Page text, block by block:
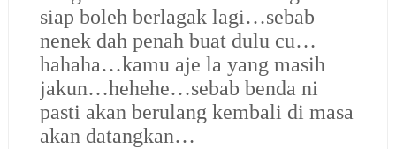
siap boleh berlagak lagi…sebab
nenek dah penah buat dulu cu…
hahaha…kamu aje la yang masih
jakun…hehehe…sebab benda ni
pasti akan berulang kembali di masa
akan datangkan…